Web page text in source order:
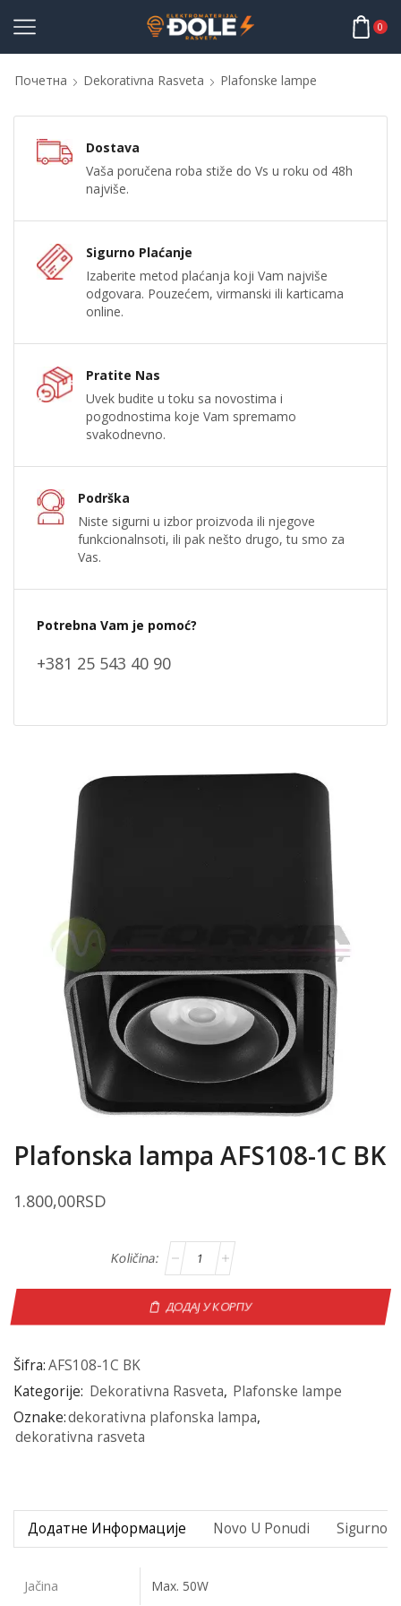
0
Почетна Dekorativna Rasveta Plafonske lampe
Dostava
Vaša poručena roba stiže do Vs u roku od 48h
najviše.
Sigurno Plaćanje
Izaberite metod plaćanja koji Vam najviše
odgovara. Pouzećem, virmanski ili karticama
online.
Pratite Nas
Uvek budite u toku sa novostima i
pogodnostima koje Vam spremamo
svakodnevno.
Podrška
Niste sigurni u izbor proizvoda ili njegove
funkcionalnsoti, ili pak nešto drugo, tu smo za
Vas.
Potrebna Vam je pomoć?
+381 25 543 40 90
Plafonska lampa AFS108-1C BK
1.800,00RSD
ДОДАЈ У КОРПУ
Šifra:AFS108-1C BK
Kategorije: Dekorativna Rasveta, Plafonske lampe
Oznake:dekorativna plafonska lampa,
dekorativna rasveta
Додатне Информације Novo U Ponudi Sigurno
Jačina Max. 50W